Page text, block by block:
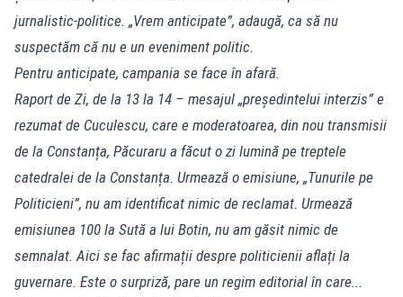
jurnalistic-politice. „Vrem anticipate”, adaugă, ca să nu
suspectăm că nu e un eveniment politic.
Pentru anticipate, campania se face în afară.
Raport de Zi, de la 13 la 14 – mesajul „președintelui interzis” e
rezumat de Cuculescu, care e moderatoarea, din nou transmisii
de la Constanța, Păcuraru a făcut o zi lumină pe treptele
catedralei de la Constanța. Urmează o emisiune, „Tunurile pe
Politicieni”, nu am identificat nimic de reclamat. Urmează
emisiunea 100 la Sută a lui Botin, nu am găsit nimic de
semnalat. Aici se fac afirmații despre politicienii aflați la
guvernare. Este o surpriză, pare un regim editorial în care...